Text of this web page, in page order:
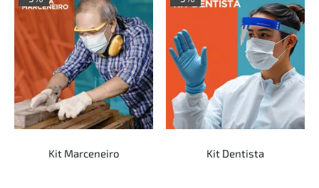
Kit Marceneiro Kit Dentista